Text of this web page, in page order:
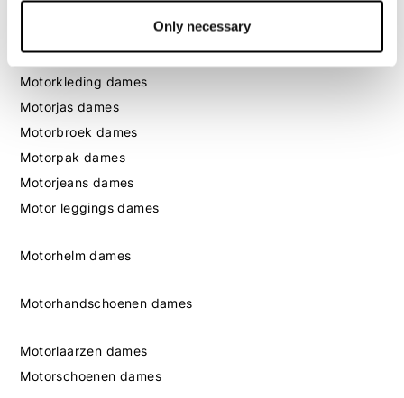
Only necessary
Dames
Motorkleding dames
Motorjas dames
Motorbroek dames
Motorpak dames
Motorjeans dames
Motor leggings dames
Motorhelm dames
Motorhandschoenen dames
Motorlaarzen dames
Motorschoenen dames